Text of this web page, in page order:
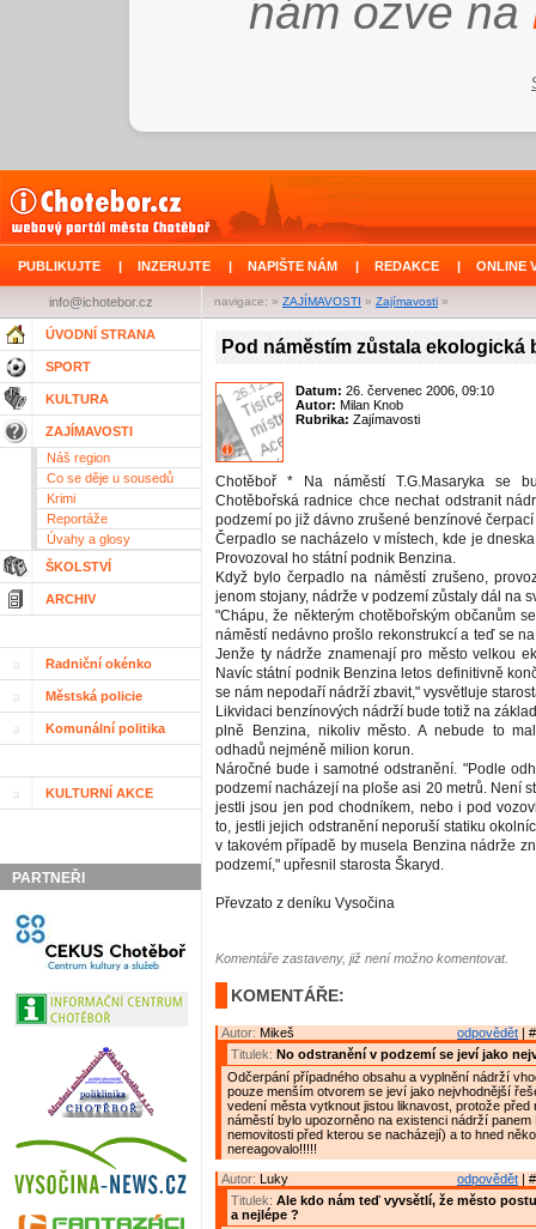
nám ozve na
PUBLIKUJTE | INZERUJTE | NAPIŠTE NÁM | REDAKCE | ONLINE
navigace: » ZAJÍMAVOSTI » Zajímavosti »
info@ichotebor.cz
ÚVODNÍ STRANA
SPORT
KULTURA
ZAJÍMAVOSTI
Náš region
Co se děje u sousedů
Krimi
Reportáže
Úvahy a glosy
ŠKOLSTVÍ
ARCHIV
Radniční okénko
Městská policie
Komunální politika
KULTURNÍ AKCE
PARTNEŘI
Pod náměstím zůstala ekologická
Datum: 26. červenec 2006, 09:10
Autor: Milan Knob
Rubrika: Zajímavosti
Chotěboř * Na náměstí T.G.Masaryka se
Chotěbořská radnice chce nechat odstranit
podzemí po již dávno zrušené benzínové
Čerpadlo se nacházelo v místech, kde je
Provozoval ho státní podnik Benzina.
Když bylo čerpadlo na náměstí zrušeno,
jenom stojany, nádrže v podzemí zůstaly dál na
"Chápu, že některým chotěbořským občanům
náměstí nedávno prošlo rekonstrukcí a teď se
Jenže ty nádrže znamenají pro město velkou
Navíc státní podnik Benzina letos definitivně
se nám nepodaří nádrží zbavit," vysvětluje
Likvidaci benzínových nádrží bude totiž na
plně Benzina, nikoliv město. A nebude to
odhadů nejméně milion korun.
Náročné bude i samotné odstranění. "Podle
podzemí nacházejí na ploše asi 20 metrů. Není
jestli jsou jen pod chodníkem, nebo i pod
to, jestli jejich odstranění neporuší statiku
v takovém případě by musela Benzina nádrže
podzemí," upřesnil starosta Škaryd.
Převzato z deníku Vysočina
Komentáře zastaveny, již není možno komentovat.
KOMENTÁŘE:
odpovědět |
Autor: Mikeš
Titulek: No odstranění v podzemí se jeví jako
Odčerpání případného obsahu a vyplnění nádrží
pouze menším otvorem se jeví jako nejvhodnější
vedení města vytknout jistou liknavost, protože před
náměstí bylo upozorněno na existenci nádrží panem
nemovitosti před kterou se nacházejí) a to hned
nereagovalo!!!!!
odpovědět |
Autor: Luky
Titulek: Ale kdo nám teď vyvsětlí, že město
a nejlépe ?